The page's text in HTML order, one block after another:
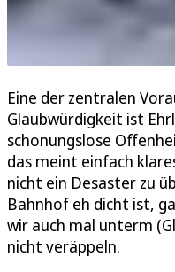
Eine der zentralen
Glaubwürdigkeit ist
schonungslose
das meint einfach
nicht ein Desaster zu
Bahnhof eh dicht ist,
wir auch mal unterm
nicht veräppeln.